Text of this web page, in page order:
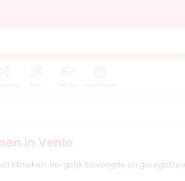
in Venlo
klinieken. Vergelijk bevoegde en